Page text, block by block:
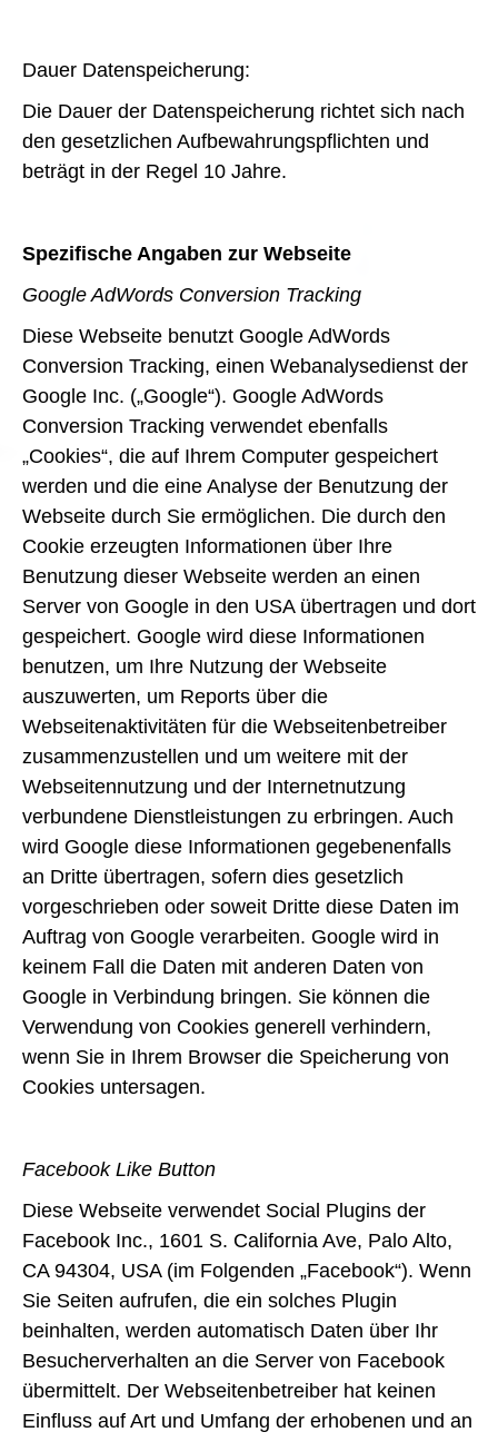
Dauer Datenspeicherung:
Die Dauer der Datenspeicherung richtet sich nach
den gesetzlichen Aufbewahrungspflichten und
beträgt in der Regel 10 Jahre.
Spezifische Angaben zur Webseite
Google AdWords Conversion Tracking
Diese Webseite benutzt Google AdWords
Conversion Tracking, einen Webanalysedienst der
Google Inc. („Google“). Google AdWords
Conversion Tracking verwendet ebenfalls
„Cookies“, die auf Ihrem Computer gespeichert
werden und die eine Analyse der Benutzung der
Webseite durch Sie ermöglichen. Die durch den
Cookie erzeugten Informationen über Ihre
Benutzung dieser Webseite werden an einen
Server von Google in den USA übertragen und dort
gespeichert. Google wird diese Informationen
benutzen, um Ihre Nutzung der Webseite
auszuwerten, um Reports über die
Webseitenaktivitäten für die Webseitenbetreiber
zusammenzustellen und um weitere mit der
Webseitennutzung und der Internetnutzung
verbundene Dienstleistungen zu erbringen. Auch
wird Google diese Informationen gegebenenfalls
an Dritte übertragen, sofern dies gesetzlich
vorgeschrieben oder soweit Dritte diese Daten im
Auftrag von Google verarbeiten. Google wird in
keinem Fall die Daten mit anderen Daten von
Google in Verbindung bringen. Sie können die
Verwendung von Cookies generell verhindern,
wenn Sie in Ihrem Browser die Speicherung von
Cookies untersagen.
Facebook Like Button
Diese Webseite verwendet Social Plugins der
Facebook Inc., 1601 S. California Ave, Palo Alto,
CA 94304, USA (im Folgenden „Facebook“). Wenn
Sie Seiten aufrufen, die ein solches Plugin
beinhalten, werden automatisch Daten über Ihr
Besucherverhalten an die Server von Facebook
übermittelt. Der Webseitenbetreiber hat keinen
Einfluss auf Art und Umfang der erhobenen und an